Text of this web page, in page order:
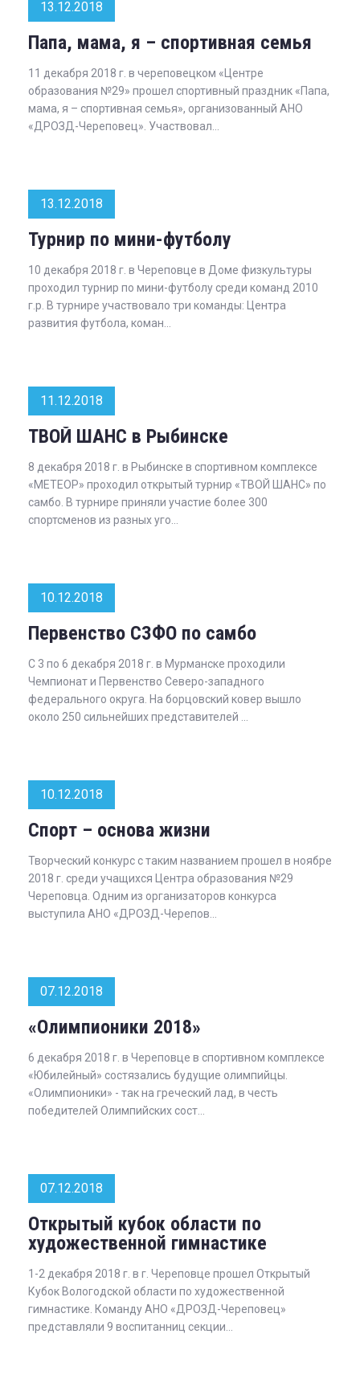
13.12.2018
Папа, мама, я – спортивная семья
11 декабря 2018 г. в череповецком «Центре
образования №29» прошел спортивный праздник «Папа,
мама, я – спортивная семья», организованный АНО
«ДРОЗД-Череповец». Участвовал...
13.12.2018
Турнир по мини-футболу
10 декабря 2018 г. в Череповце в Доме физкультуры
проходил турнир по мини-футболу среди команд 2010
г.р. В турнире участвовало три команды: Центра
развития футбола, коман...
11.12.2018
ТВОЙ ШАНС в Рыбинске
8 декабря 2018 г. в Рыбинске в спортивном комплексе
«МЕТЕОР» проходил открытый турнир «ТВОЙ ШАНС» по
самбо. В турнире приняли участие более 300
спортсменов из разных уго...
10.12.2018
Первенство СЗФО по самбо
С 3 по 6 декабря 2018 г. в Мурманске проходили
Чемпионат и Первенство Северо-западного
федерального округа. На борцовский ковер вышло
около 250 сильнейших представителей ...
10.12.2018
Спорт – основа жизни
Творческий конкурс с таким названием прошел в ноябре
2018 г. среди учащихся Центра образования №29
Череповца. Одним из организаторов конкурса
выступила АНО «ДРОЗД-Черепов...
07.12.2018
«Олимпионики 2018»
6 декабря 2018 г. в Череповце в спортивном комплексе
«Юбилейный» состязались будущие олимпийцы.
«Олимпионики» - так на греческий лад, в честь
победителей Олимпийских сост...
07.12.2018
Открытый кубок области по
художественной гимнастике
1-2 декабря 2018 г. в г. Череповце прошел Открытый
Кубок Вологодской области по художественной
гимнастике. Команду АНО «ДРОЗД-Череповец»
представляли 9 воспитанниц секции...